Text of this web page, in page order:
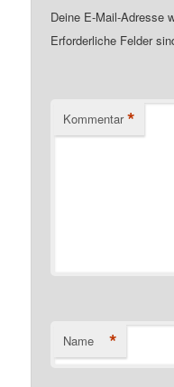
Deine E-Mail-Adresse
Erforderliche Felder
Kommentar *
Name *